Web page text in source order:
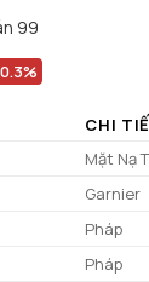
99
CHI
Mặt Nạ
Garnier
Pháp
Pháp